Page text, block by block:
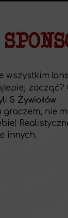
technika
cwaniaka
wszystkim
zacząć?
5 Żywiołów
nie
innych.